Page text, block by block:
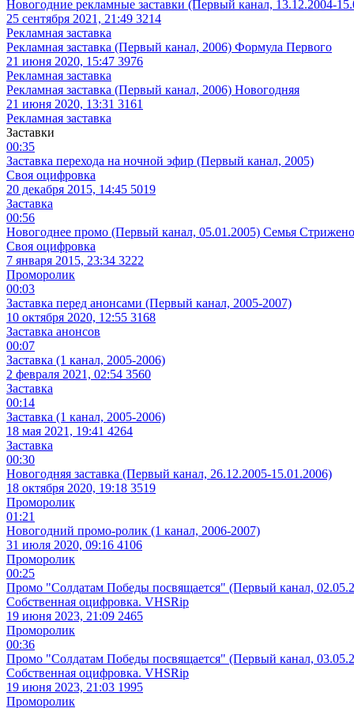
Новогодние рекламные заставки (Первый канал, 13.12.2004-
25 сентября 2021, 21:49 3214
Рекламная заставка
Рекламная заставка (Первый канал, 2006) Формула Первого
21 июня 2020, 15:47 3976
Рекламная заставка
Рекламная заставка (Первый канал, 2006) Новогодняя
21 июня 2020, 13:31 3161
Рекламная заставка
Заставки
00:35
Заставка перехода на ночной эфир (Первый канал, 2005)
Своя оцифровка
20 декабря 2015, 14:45 5019
Заставка
00:56
Новогоднее промо (Первый канал, 05.01.2005) Семья
Своя оцифровка
7 января 2015, 23:34 3222
Проморолик
00:03
Заставка перед анонсами (Первый канал, 2005-2007)
10 октября 2020, 12:55 3168
Заставка анонсов
00:07
Заставка (1 канал, 2005-2006)
2 февраля 2021, 02:54 3560
Заставка
00:14
Заставка (1 канал, 2005-2006)
18 мая 2021, 19:41 4264
Заставка
00:30
Новогодняя заставка (Первый канал, 26.12.2005-15.01.2006)
18 октября 2020, 19:18 3519
Проморолик
01:21
Новогодний промо-ролик (1 канал, 2006-2007)
31 июля 2020, 09:16 4106
Проморолик
00:25
Промо "Солдатам Победы посвящается" (Первый канал,
Собственная оцифровка. VHSRip
19 июня 2023, 21:09 2465
Проморолик
00:36
Промо "Солдатам Победы посвящается" (Первый канал,
Собственная оцифровка. VHSRip
19 июня 2023, 21:03 1995
Проморолик